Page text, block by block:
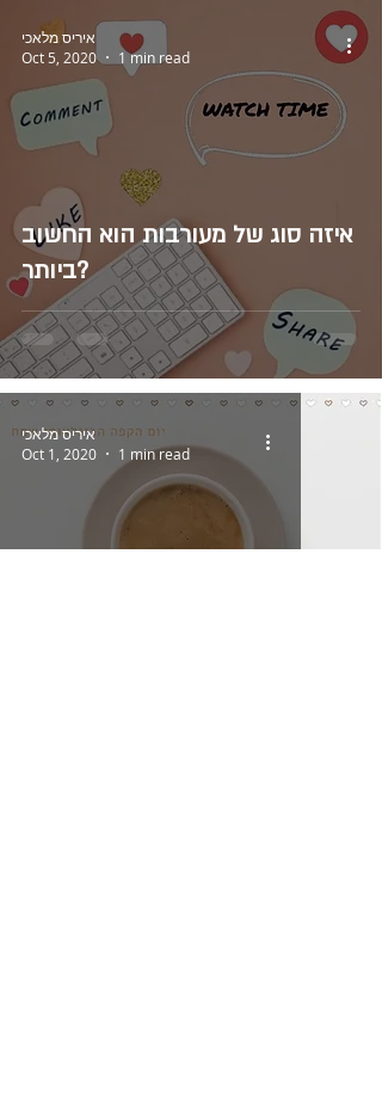
איזה סוג של מעורבות הוא החשוב
ביותר?
איריס מלאכי
Oct 5, 2020
1 min read
איריס מלאכי
Oct 1, 2020
1 min read